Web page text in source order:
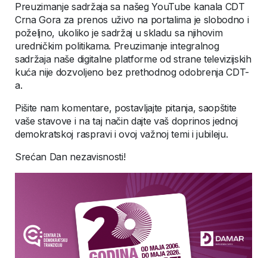
Preuzimanje sadržaja sa našeg YouTube kanala CDT
Crna Gora za prenos uživo na portalima je slobodno i
poželjno, ukoliko je sadržaj u skladu sa njihovim
uredničkim politikama. Preuzimanje integralnog
sadržaja naše digitalne platforme od strane televizijskih
kuća nije dozvoljeno bez prethodnog odobrenja CDT-
a.
Pišite nam komentare, postavljajte pitanja, saopštite
vaše stavove i na taj način dajte vaš doprinos jednoj
demokratskoj raspravi i ovoj važnoj temi i jubileju.
Srećan Dan nezavisnosti!